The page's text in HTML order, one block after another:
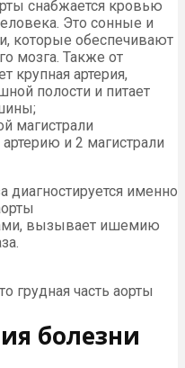
снабжается кровью
Это сонные и
которые обеспечивают
мозга. Также от
крупная артерия,
полости и питает
магистрали
и 2 магистрали
диагностируется именно
вызывает ишемию
грудная часть аорты
болезни